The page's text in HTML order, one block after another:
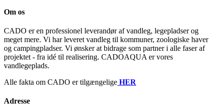
Om os
CADO er en professionel leverandør af vandleg, legepladser og
meget mere. Vi har leveret vandleg til kommuner, zoologiske haver
og campingpladser. Vi ønsker at bidrage som partner i alle faser af
projektet - fra idé til realisering. CADOAQUA er vores
vandlegeplads.
Alle fakta om CADO er tilgængelige HER
Adresse